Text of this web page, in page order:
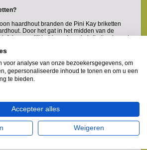
haardhout branden de Pini Kay briketten
Door het gat in het midden van de
de mogelijkheid om door de briketten heen te
gloeien ook nog eens lekker lang na,
toegevoegd
briketten aan?
voor analyse van onze bezoekersgegevens, om
gepersonaliseerde inhoud te tonen en om u een
te bieden.
Accepteer alles
Weigeren